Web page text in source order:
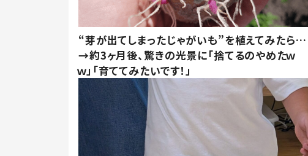
“芽が出てしまったじゃがいも”を植えてみたら…
→約3ヶ月後、驚きの光景に「捨てるのやめたｗ
ｗ」「育ててみたいです！」